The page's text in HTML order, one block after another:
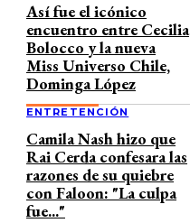
Así fue el icónico
encuentro entre Cecilia
Bolocco y la nueva
Miss Universo Chile,
Dominga López
ENTRETENCIÓN
Camila Nash hizo que
Rai Cerda confesara las
razones de su quiebre
con Faloon: "La culpa
fue..."